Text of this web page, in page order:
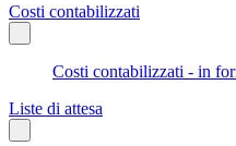
Costi contabilizzati
Costi contabilizzati - in
Liste di attesa